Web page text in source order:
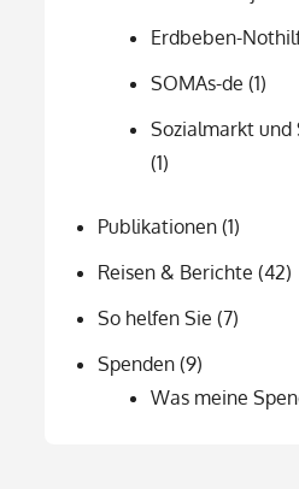
Erdbeben-
SOMAs-de (1)
Sozialmarkt und
(1)
Publikationen (1)
Reisen & Berichte (42)
So helfen Sie (7)
Spenden (9)
Was meine